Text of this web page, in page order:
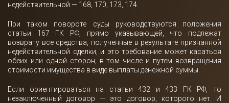
недействительной — 168, 170, 173, 174.
При таком повороте суды руководствуются положения
статьи 167 ГК РФ, прямо указывающей, что подлежат
возврату все средства, полученные в результате признанной
недействительной сделки, и это требование может касаться
обеих или одной сторон, в том числе и путем возвращения
стоимости имущества в виде выплаты денежной суммы.
Если ориентироваться на статьи 432 и 433 ГК РФ, то
незаключенный договор — это договор, которого нет. И